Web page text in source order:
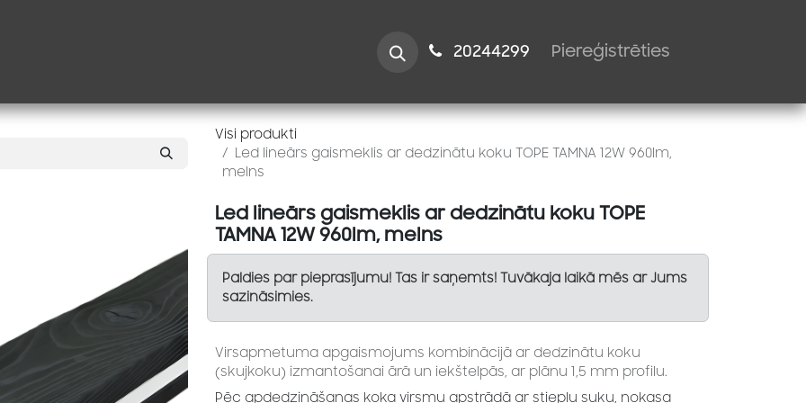
Speciālistiem 2024​​4299 Piereģistrēties
Visi produkti
Led lineārs gaismeklis ar dedzinātu koku TOPE TAMNA 12W 960lm,
melns
Led lineārs gaismeklis ar dedzinātu koku TOPE
TAMNA 12W 960lm, melns
Paldies par pieprasījumu! Tas ir saņemts! Tuvākaja laikā mēs ar Jums
sazināsimies.
Virsapmetuma apgaismojums kombinācijā ar dedzinātu koku
(skujkoku) izmantošanai ārā un iekštelpās, ar plānu 1,5 mm profilu.
Pēc apdedzināšanas koka virsmu apstrādā ar stiepļu suku, nokasa